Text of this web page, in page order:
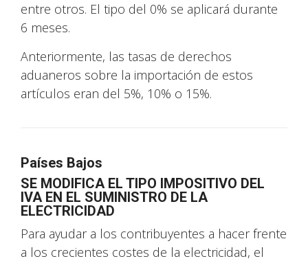
entre otros. El tipo del 0% se aplicará durante
6 meses.
Anteriormente, las tasas de derechos
aduaneros sobre la importación de estos
artículos eran del 5%, 10% o 15%.
Países Bajos
SE MODIFICA EL TIPO IMPOSITIVO DEL
IVA EN EL SUMINISTRO DE LA
ELECTRICIDAD
Para ayudar a los contribuyentes a hacer frente
a los crecientes costes de la electricidad, el